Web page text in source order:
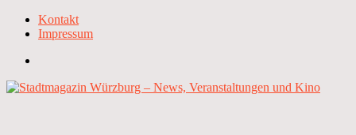
Kontakt
Impressum